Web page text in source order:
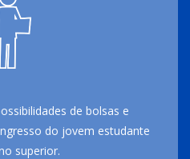
de bolsas e
do jovem estudante
superior.